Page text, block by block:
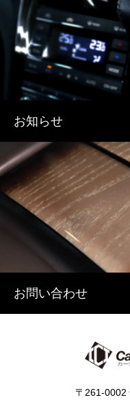
お知らせ
お問い合わせ
〒261-0002